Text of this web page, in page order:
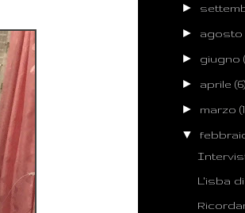
►
►
► giugno
► aprile(6)
► marzo
▼
L'isba